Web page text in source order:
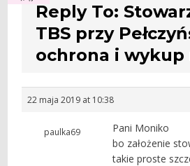
Reply To:
TBS przy
ochrona i wykup
22 maja 2019 at 10:38
paulka69
Pani Moniko
bo założenie
takie proste